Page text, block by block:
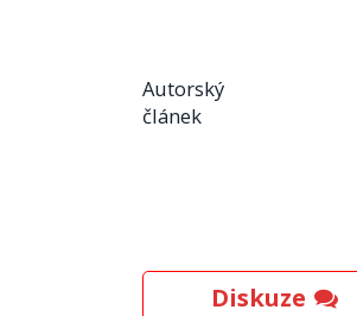
Autorský
článek
Diskuze